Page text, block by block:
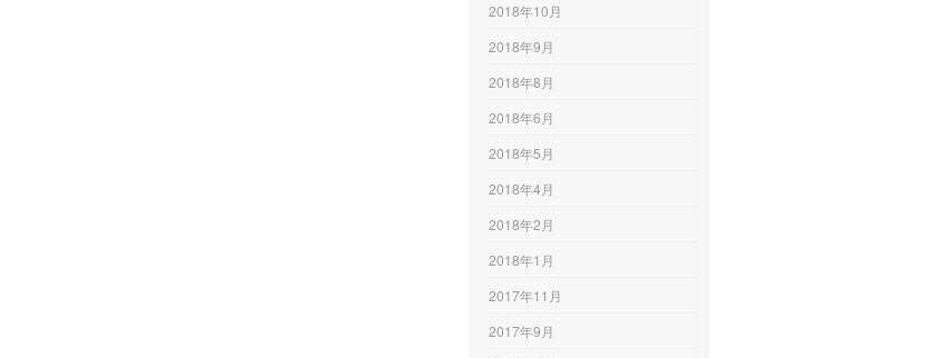
2018年10月
2018年9月
2018年8月
2018年6月
2018年5月
2018年4月
2018年2月
2018年1月
2017年11月
2017年9月